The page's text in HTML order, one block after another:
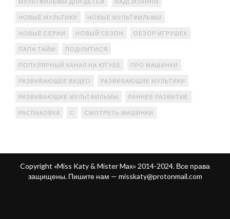
МУЛЬТФИЛЬМЫ ДЛЯ ДЕТЕЙ НАДСИЛАННЯ
НОВЫЕ МУЛЬТИКИ НОВЫЕ МУЛЬТФИЛЬМЫ
НОВЫЕ СЕРИИ НОВЫЙ СЕЗОН ОБЗОР ИГРУШЕК
ПАПА ТАЙМ ПОДІЛИТИСЯ
ПОПУЛЯРНЫЙ КАНАЛ НА ЮТУБЕ ПРО МАШИНКИ
РАЗВИВАЮЩЕЕ ВИДЕО РАЗВИВАЮЩИЕ МУЛЬТИКИ
РАЗВИВАЮЩИЕ МУЛЬТФИЛЬМЫ РАННЕЕ РАЗВИТИЕ
РАСПАКОВКА С СМОТРЕТЬ МАШИНКИ
Copyright «Miss Katy & Mister Max» 2014-2024. Все права
защищены. Пишите нам — misskaty@protonmail.com